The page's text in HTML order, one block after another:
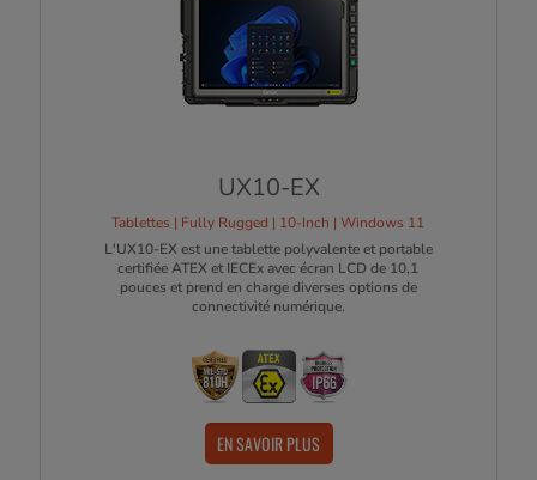
UX10-EX
Tablettes | Fully Rugged | 10-Inch | Windows 11
L'UX10-EX est une tablette polyvalente et portable
certifiée ATEX et IECEx avec écran LCD de 10,1
pouces et prend en charge diverses options de
connectivité numérique.
EN SAVOIR PLUS